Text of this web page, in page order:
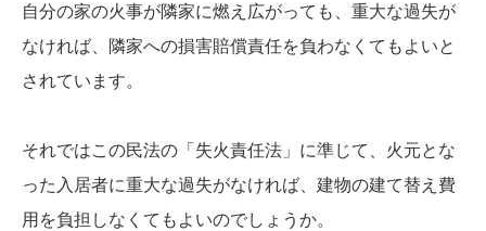
自分の家の火事が隣家に燃え広がっても、重大な過失が
なければ、隣家への損害賠償責任を負わなくてもよいと
されています。
それではこの民法の「失火責任法」に準じて、火元とな
った入居者に重大な過失がなければ、建物の建て替え費
用を負担しなくてもよいのでしょうか。